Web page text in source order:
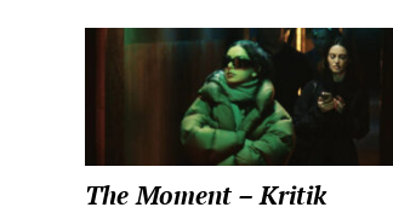
The Moment – Kritik